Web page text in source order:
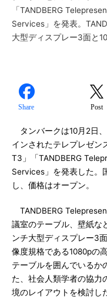
「TANDBERG
Services」を発表。
大型ディスプレー3面と
Share Post
タンバークは10月2日、
インされたテレプレゼン
T3」「TANDBERG
Services」を発表した。
し、価格はオープン。
TANDBERG
議室のテーブル、壁紙な
ンチ大型ディスプレー3
像度規格である1080pの
テーブルを囲んでいるか
た、社会人類学者の協力
境のレイアウトを検討し